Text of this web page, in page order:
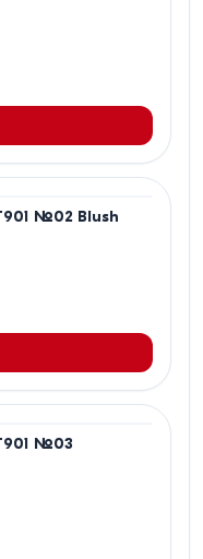
№02 Blush
№03